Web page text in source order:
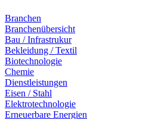
Branchen
Branchenübersicht
Bau / Infrastrukur
Bekleidung / Textil
Biotechnologie
Chemie
Dienstleistungen
Eisen / Stahl
Elektrotechnologie
Erneuerbare Energien